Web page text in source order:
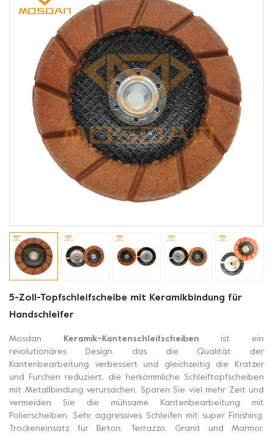
5-Zoll-Topfschleifscheibe mit Keramikbindung für
Handschleifer
Mosdan Keramik-Kantenschleifscheiben ist ein
revolutionäres Design, das die Qualität der
Kantenbearbeitung verbessert und gleichzeitig die Kratzer
und Furchen reduziert, die herkömmliche Schleiftopfscheiben
mit Metallbindung verursachen. Sparen Sie viel mehr Zeit und
vermeiden Sie die mühsame Kantenbearbeitung mit
Polierscheiben. Sehr aggressives Schleifen mit super Finishing.
Trockeneinsatz für Beton, Terrazzo, Granit und Marmor.